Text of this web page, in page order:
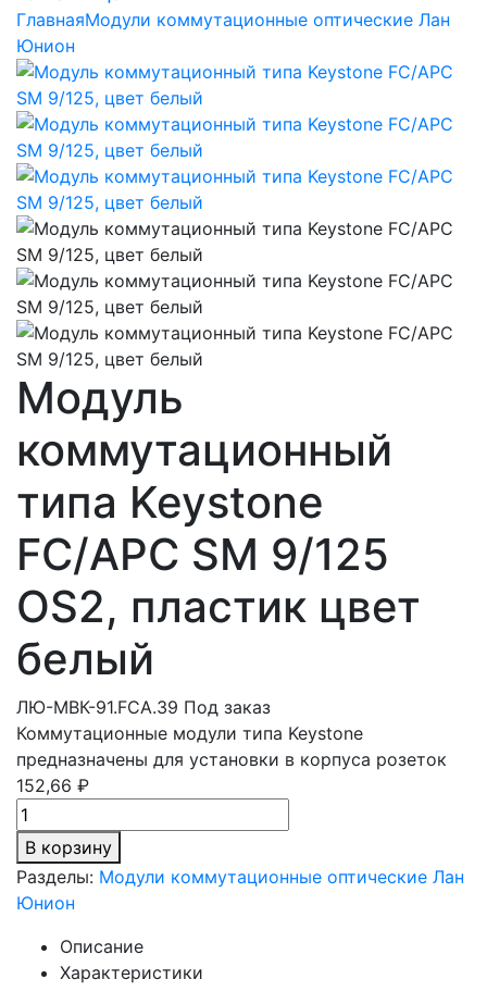
ГлавнаяМодули коммутационные оптические Лан
Юнион
Модуль
коммутационный
типа Keystone
FC/APC SM 9/125
OS2, пластик цвет
белый
ЛЮ-МВК-91.FCA.39 Под заказ
Коммутационные модули типа Keystone
предназначены для установки в корпуса розеток
152,66 ₽
В корзину
Разделы: Модули коммутационные оптические Лан
Юнион
Описание
Характеристики